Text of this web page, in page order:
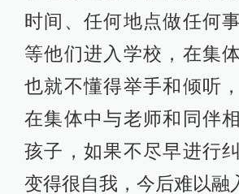
时间、任何地点做任何
等他们进入学校，在集
也就不懂得举手和倾听
在集体中与老师和同伴
孩子，如果不尽早进行
变得很自我，今后难以融